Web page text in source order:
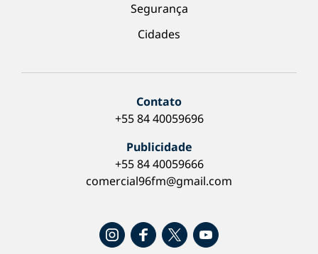
Segurança
Cidades
Contato
+55 84 40059696
Publicidade
+55 84 40059666
comercial96fm@gmail.com